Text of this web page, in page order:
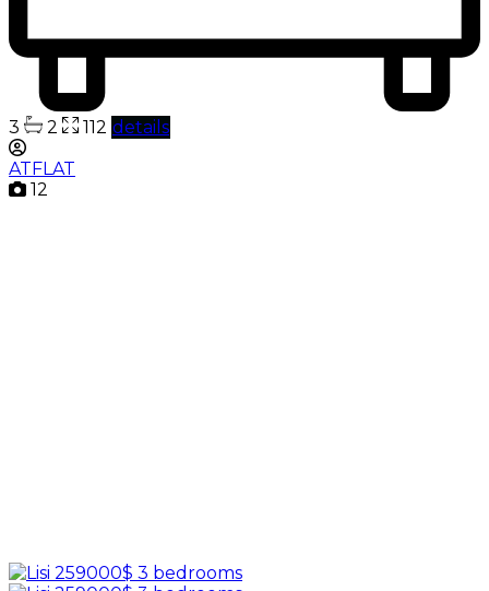
3 2 112 details
ATFLAT
12